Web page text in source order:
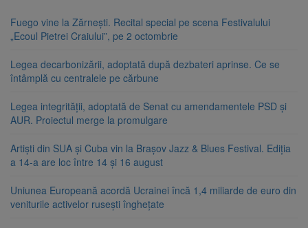
Fuego vine la Zărnești. Recital special pe scena Festivalului
„Ecoul Pietrei Craiului”, pe 2 octombrie
Legea decarbonizării, adoptată după dezbateri aprinse. Ce se
întâmplă cu centralele pe cărbune
Legea integrității, adoptată de Senat cu amendamentele PSD și
AUR. Proiectul merge la promulgare
Artiști din SUA și Cuba vin la Brașov Jazz & Blues Festival. Ediția
a 14-a are loc între 14 și 16 august
Uniunea Europeană acordă Ucrainei încă 1,4 miliarde de euro din
veniturile activelor rusești înghețate